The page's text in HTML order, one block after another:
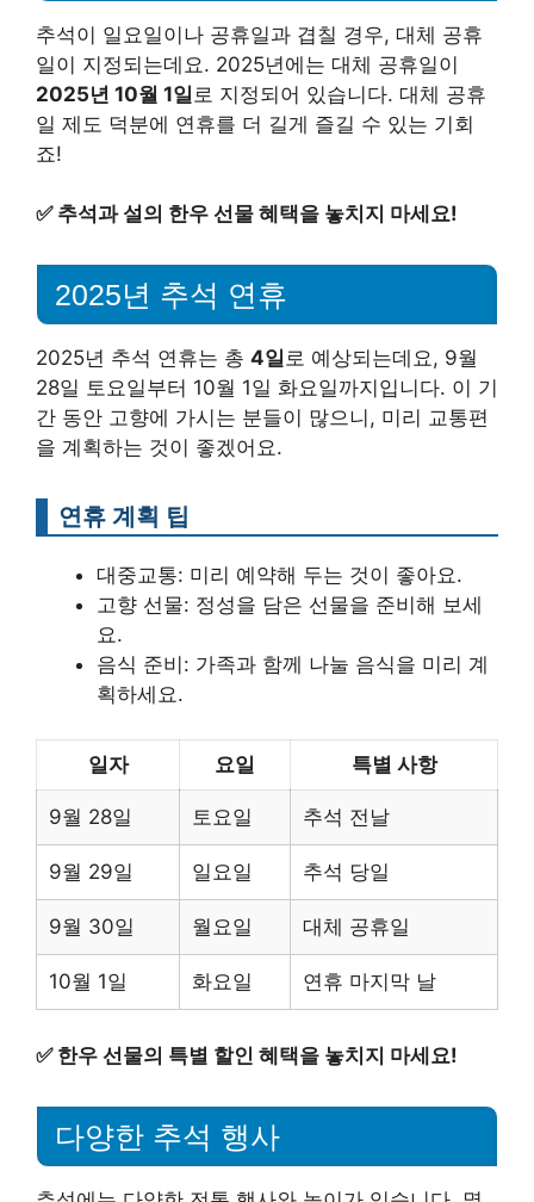
추석이 일요일이나 공휴일과 겹칠 경우, 대체 공휴
일이 지정되는데요. 2025년에는 대체 공휴일이
2025년 10월 1일 로 지정되어 있습니다. 대체 공휴
일 제도 덕분에 연휴를 더 길게 즐길 수 있는 기회
죠!
✅ 추석과 설의 한우 선물 혜택을 놓치지 마세요!
2025년 추석 연휴
2025년 추석 연휴는 총 4일 로 예상되는데요, 9월
28일 토요일부터 10월 1일 화요일까지입니다. 이 기
간 동안 고향에 가시는 분들이 많으니, 미리 교통편
을 계획하는 것이 좋겠어요.
연휴 계획 팁
대중교통: 미리 예약해 두는 것이 좋아요.
고향 선물: 정성을 담은 선물을 준비해 보세
요.
음식 준비: 가족과 함께 나눌 음식을 미리 계
획하세요.
일자 요일 특별 사항
9월 28일 토요일 추석 전날
9월 29일 일요일 추석 당일
9월 30일 월요일 대체 공휴일
10월 1일 화요일 연휴 마지막 날
✅ 한우 선물의 특별 할인 혜택을 놓치지 마세요!
다양한 추석 행사